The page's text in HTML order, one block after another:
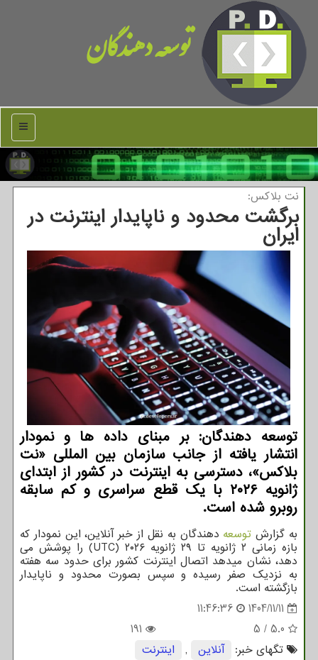
توسعه دهندگان
منو
نت بلاكس:
برگشت محدود و ناپایدار اینترنت در
ایران
توسعه دهندگان: بر مبنای داده ها و نمودار
انتشار یافته از جانب سازمان بین المللی «نت
بلاکس»، دسترسی به اینترنت در کشور از ابتدای
ژانویه ۲۰۲۶ با یک قطع سراسری و کم سابقه
روبرو شده است.
به گزارش توسعه دهندگان به نقل از خبر آنلاین، این نمودار که
بازه زمانی ۲ ژانویه تا ۲۹ ژانویه ۲۰۲۶ (UTC) را پوشش می
دهد، نشان میدهد اتصال اینترنت کشور برای حدود سه هفته
به نزدیک صفر رسیده و سپس بصورت محدود و ناپایدار
بازگشته است.
1404/11/11
11:46:36
5.0
/
5
191
تگهای خبر:
آنلاین ,
اینترنت